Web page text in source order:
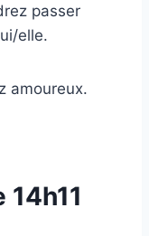
passer
elle.
amoureux.